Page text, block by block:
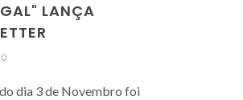
LANÇA
dia 3 de Novembro foi